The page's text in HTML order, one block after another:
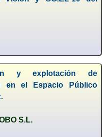
y explotación de
en el Espacio Público
S.L.